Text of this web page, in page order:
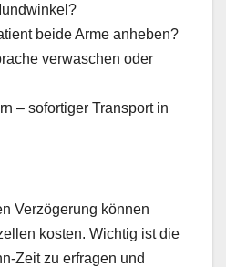
beide Arme anheben?
verwaschen oder
– sofortiger Transport in
Verzögerung können
kosten. Wichtig ist die
Zeit zu erfragen und